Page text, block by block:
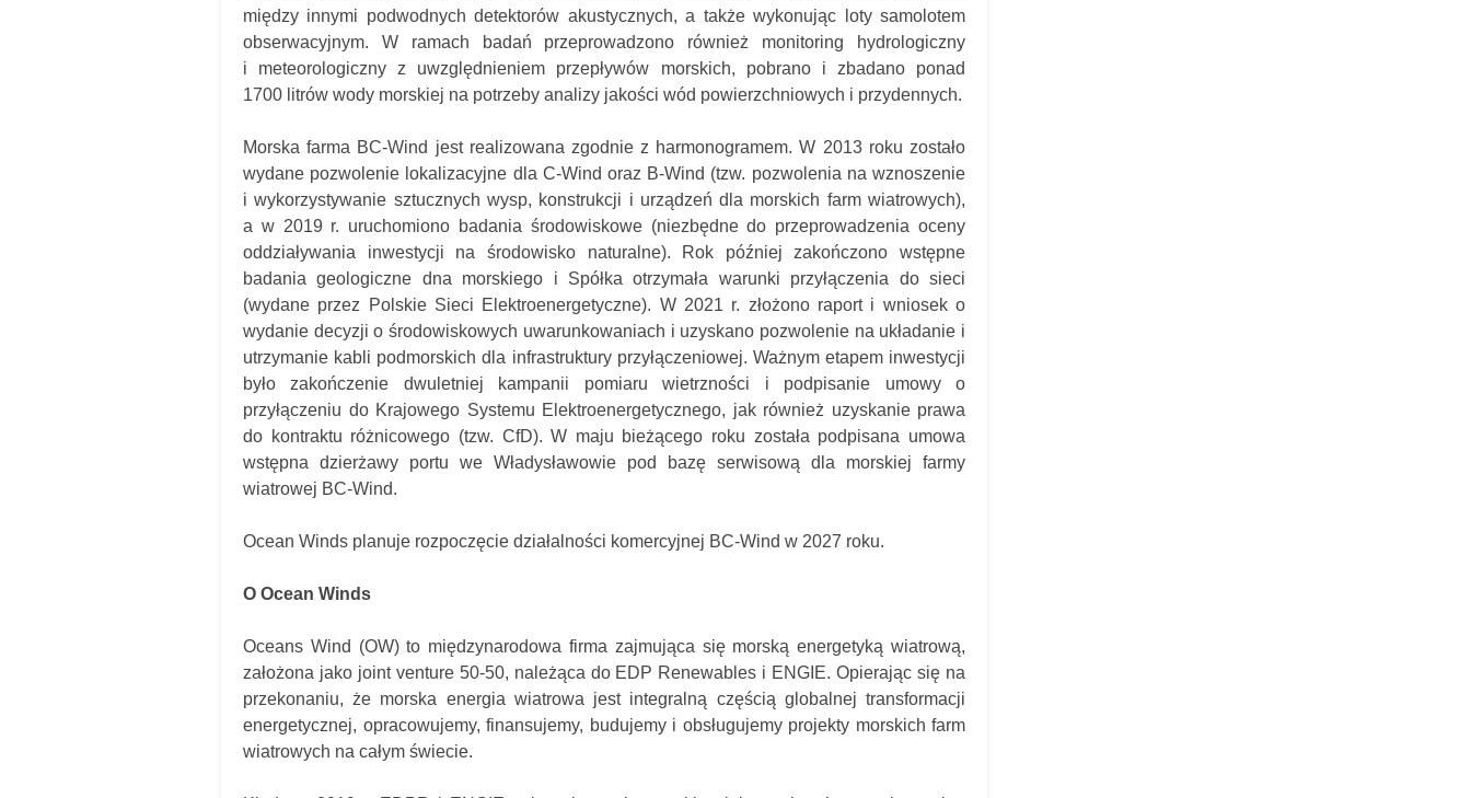
między innymi podwodnych detektorów akustycznych, a także wykonując loty samolotem
obserwacyjnym. W ramach badań przeprowadzono również monitoring hydrologiczny
i meteorologiczny z uwzględnieniem przepływów morskich, pobrano i zbadano ponad
1700 litrów wody morskiej na potrzeby analizy jakości wód powierzchniowych i przydennych.
Morska farma BC-Wind jest realizowana zgodnie z harmonogramem. W 2013 roku zostało
wydane pozwolenie lokalizacyjne dla C-Wind oraz B-Wind (tzw. pozwolenia na wznoszenie
i wykorzystywanie sztucznych wysp, konstrukcji i urządzeń dla morskich farm wiatrowych),
a w 2019 r. uruchomiono badania środowiskowe (niezbędne do przeprowadzenia oceny
oddziaływania inwestycji na środowisko naturalne). Rok później zakończono wstępne
badania geologiczne dna morskiego i Spółka otrzymała warunki przyłączenia do sieci
(wydane przez Polskie Sieci Elektroenergetyczne). W 2021 r. złożono raport i wniosek o
wydanie decyzji o środowiskowych uwarunkowaniach i uzyskano pozwolenie na układanie i
utrzymanie kabli podmorskich dla infrastruktury przyłączeniowej. Ważnym etapem inwestycji
było zakończenie dwuletniej kampanii pomiaru wietrzności i podpisanie umowy o
przyłączeniu do Krajowego Systemu Elektroenergetycznego, jak również uzyskanie prawa
do kontraktu różnicowego (tzw. CfD). W maju bieżącego roku została podpisana umowa
wstępna dzierżawy portu we Władysławowie pod bazę serwisową dla morskiej farmy
wiatrowej BC-Wind.
Ocean Winds planuje rozpoczęcie działalności komercyjnej BC-Wind w 2027 roku.
O Ocean Winds
Oceans Wind (OW) to międzynarodowa firma zajmująca się morską energetyką wiatrową,
założona jako joint venture 50-50, należąca do EDP Renewables i ENGIE. Opierając się na
przekonaniu, że morska energia wiatrowa jest integralną częścią globalnej transformacji
energetycznej, opracowujemy, finansujemy, budujemy i obsługujemy projekty morskich farm
wiatrowych na całym świecie.